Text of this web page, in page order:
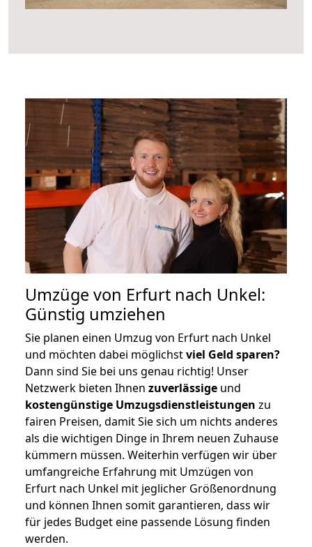
Umzüge von Erfurt nach Unkel:
Günstig umziehen
Sie planen einen Umzug von Erfurt nach Unkel
und möchten dabei möglichstviel Geld sparen?
Dann sind Sie bei uns genau richtig! Unser
Netzwerk bieten Ihnen zuverlässige und
kostengünstige Umzugsdienstleistungen zu
fairen Preisen, damit Sie sich um nichts anderes
als die wichtigen Dinge in Ihrem neuen Zuhause
kümmern müssen. Weiterhin verfügen wir über
umfangreiche Erfahrung mit Umzügen von
Erfurt nach Unkel mit jeglicher Größenordnung
und können Ihnen somit garantieren, dass wir
für jedes Budget eine passende Lösung finden
werden.